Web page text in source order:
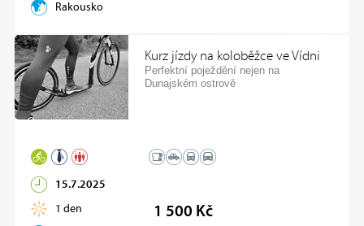
Rakousko
Kurz jízdy na koloběžce ve Vídni
Perfektní poježdění nejen na
Dunajském ostrově
15.7.2025
1 den
1 500 Kč